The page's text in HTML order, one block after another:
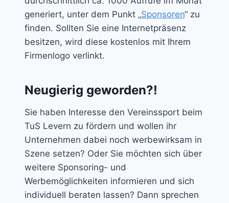
generiert, unter dem Punkt „Sponsoren“ zu
finden. Sollten Sie eine Internetpräsenz
besitzen, wird diese kostenlos mit Ihrem
Firmenlogo verlinkt.
Neugierig geworden?!
Sie haben Interesse den Vereinssport beim
TuS Levern zu fördern und wollen ihr
Unternehmen dabei noch werbewirksam in
Szene setzen? Oder Sie möchten sich über
weitere Sponsoring- und
Werbemöglichkeiten informieren und sich
individuell beraten lassen? Dann sprechen